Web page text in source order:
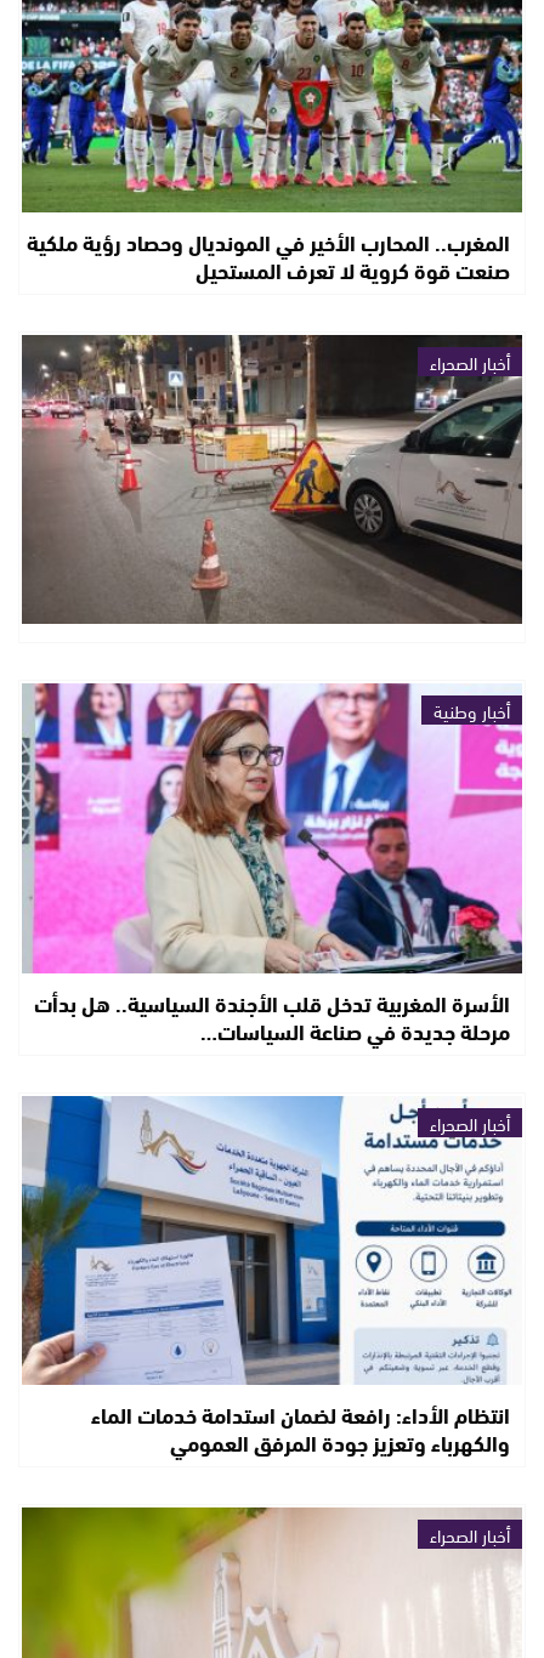
المغرب.. المحارب الأخير في المونديال وحصاد رؤية ملكية
صنعت قوة كروية لا تعرف المستحيل
أخبار الصحراء
أخبار وطنية
الأسرة المغربية تدخل قلب الأجندة السياسية.. هل بدأت
مرحلة جديدة في صناعة السياسات…
أخبار الصحراء
انتظام الأداء: رافعة لضمان استدامة خدمات الماء
والكهرباء وتعزيز جودة المرفق العمومي
أخبار الصحراء